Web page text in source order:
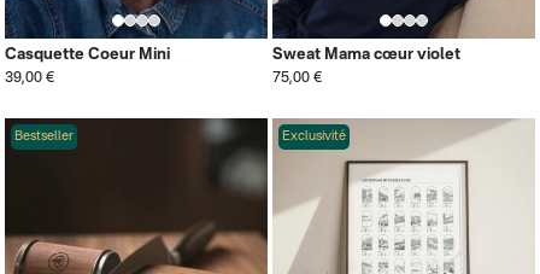
Casquette Coeur Mini
39,00 €
Sweat Mama cœur violet
75,00 €
Bestseller Exclusivité